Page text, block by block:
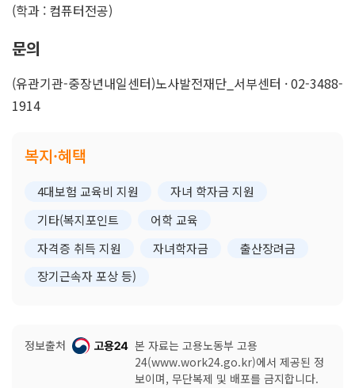
(학과 : 컴퓨터전공)
문의
(유관기관-중장년내일센터)노사발전재단_서부센터 · 02-3488-
1914
복지·혜택
4대보험 교육비 지원
자녀 학자금 지원
기타(복지포인트
어학 교육
자격증 취득 지원
자녀학자금
출산장려금
장기근속자 포상 등)
정보출처
본 자료는 고용노동부 고용
24(www.work24.go.kr)에서 제공된 정
보이며, 무단복제 및 배포를 금지합니다.